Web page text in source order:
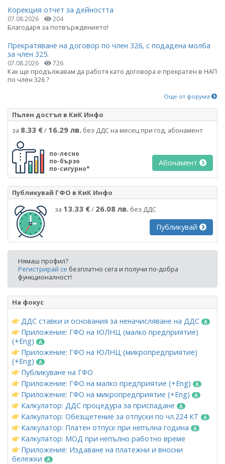
Корекция отчет за дейността
07.08.2026 204
Благодаря за потвърждението!
Прекратяване на договор по член 326, с подадена молба
за член 325.
07.08.2026 726
Как ще продължавам да работя като договора е прекратен в НАП
по член 326 ?
Още от форума
Пълен достъп в КиК Инфо
за 8.33 €/ 16.29 лв. без ДДС на месец при год. абонамент
по-лесно
по-бързо
по-сигурно*
Абонамент
Публикувай ГФО в КиК Инфо
за 13.33 €/ 26.08 лв. без ДДС
Публикувай
Нямаш профил?
Регистрирай се безплатно сега и получи по-добра
функционалност!
На фокус
ДДС ставки и основания за неначисляване на ДДС
Приложение: ГФО на ЮЛНЦ (малко предприятие)
(+Eng)
Приложение: ГФО на ЮЛНЦ (микропредприятие)
(+Eng)
Публикуване на ГФО
Приложение: ГФО на малко предприятие (+Eng)
Приложение: ГФО на микропредприятие (+Eng)
Калкулатор: ДДС процедура за приспадане
Калкулатор: Обезщетение за отпуски по чл.224 КТ
Калкулатор: Платен отпуск при непълна година
Калкулатор: МОД при непълно работно време
Приложение: Издаване на платежни и вносни
бележки